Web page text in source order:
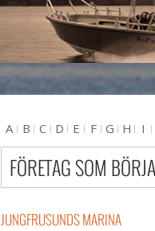
A B C D E F G H I
U V W X Y Z #
FÖRETAG SOM
JUNGFRUSUNDS MARINA